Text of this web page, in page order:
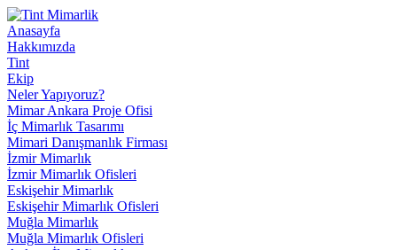
Anasayfa
Hakkımızda
Tint
Ekip
Neler Yapıyoruz?
Mimar Ankara Proje Ofisi
İç Mimarlık Tasarımı
Mimari Danışmanlık Firması
İzmir Mimarlık
İzmir Mimarlık Ofisleri
Eskişehir Mimarlık
Eskişehir Mimarlık Ofisleri
Muğla Mimarlık
Muğla Mimarlık Ofisleri